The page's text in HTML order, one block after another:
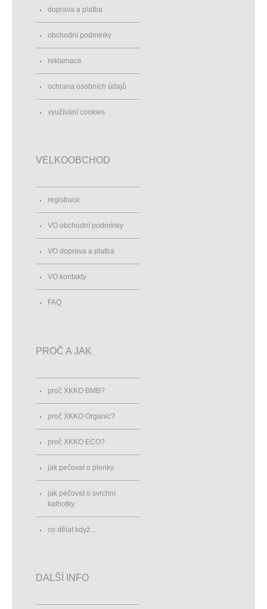
doprava a platba
obchodní podmínky
reklamace
ochrana osobních údajů
využívání cookies
VELKOOBCHOD
registrace
VO obchodní podmínky
VO doprava a platba
VO kontakty
FAQ
PROČ A JAK
proč XKKO BMB?
proč XKKO Organic?
proč XKKO ECO?
jak pečovat o plenky
jak pečovat o svrchní
kalhotky
co dělat když...
DALŠÍ INFO